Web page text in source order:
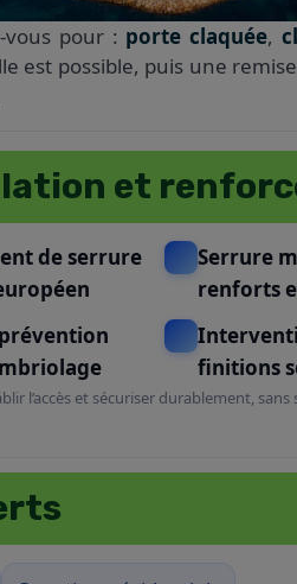
pour : porte claquée,
est possible, puis une
et
de serrure
Serrure
renforts
finitions
l’accès et sécuriser durablement,